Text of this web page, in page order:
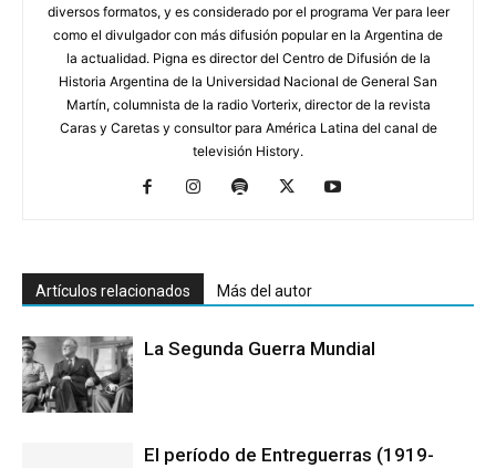
diversos formatos, y es considerado por el programa Ver para leer
como el divulgador con más difusión popular en la Argentina de
la actualidad. Pigna es director del Centro de Difusión de la
Historia Argentina de la Universidad Nacional de General San
Martín, columnista de la radio Vorterix, director de la revista
Caras y Caretas y consultor para América Latina del canal de
televisión History.
Artículos relacionados Más del autor
La Segunda Guerra Mundial
El período de Entreguerras (1919-